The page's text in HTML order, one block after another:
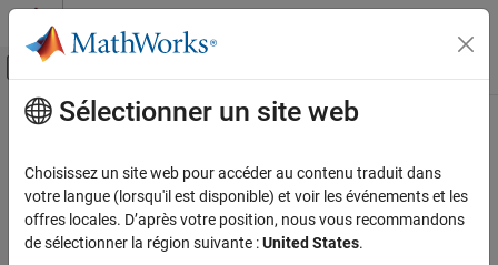
Passer au contenu
Activer/désactiver l'affichage du menu
Accueil de la documentation
MATLAB Compiler
Spark Applications
Deploy Tall Arrays to a Spark Enabled Hadoop
Contenu principal
groupBy
Class:matlab.compiler.mlspark.RDD
Namespace:matlab.compiler.mlspark
Sélectionner un site web
Choisissez un site web pour accéder au contenu traduit dans
votre langue (lorsqu'il est disponible) et voir les événements et les
offres locales. D’après votre position, nous vous recommandons
de sélectionner la région suivante :United States.